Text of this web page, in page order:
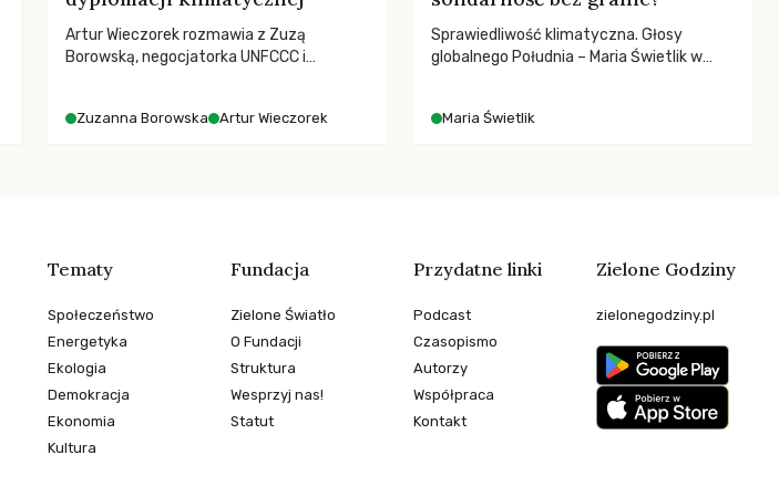
Artur Wieczorek rozmawia z Zuzą
Borowską, negocjatorka UNFCCC i
ruchach klimatycznych
Zuzanna Borowska Artur Wieczorek
Sprawiedliwość klimatyczna. Głosy
globalnego Południa – Maria Świetlik w
Maria Świetlik
Tematy
Społeczeństwo
Energetyka
Ekologia
Demokracja
Ekonomia
Kultura
Fundacja
Zielone Światło
O Fundacji
Struktura
Wesprzyj nas!
Statut
Przydatne linki
Podcast
Czasopismo
Autorzy
Współpraca
Kontakt
Zielone Godziny
zielonegodziny.pl